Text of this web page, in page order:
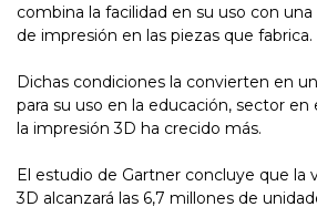
combina la facilidad en su uso con
de impresión en las piezas que fabrica.
Dichas condiciones la convierten en
para su uso en la educación, sector en
la impresión 3D ha crecido más.
El estudio de Gartner concluye que la
3D alcanzará las 6,7 millones de